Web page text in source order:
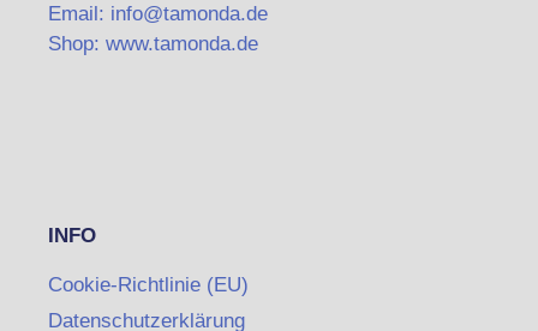
Email: info@tamonda.de
Shop: www.tamonda.de
INFO
Cookie-Richtlinie (EU)
Datenschutzerklärung